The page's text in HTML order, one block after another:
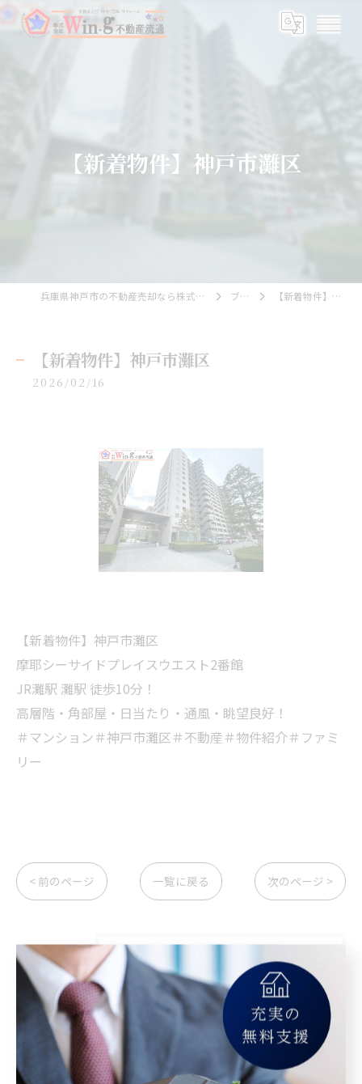
【新着物件】神戸市灘区
兵庫県神戸市の不動産売却なら株式会社Wing不動産流通 ブログ 【新着物件】神戸市灘区
【新着物件】神戸市灘区
2026/02/16
【新着物件】神戸市灘区
摩耶シーサイドプレイスウエスト2番館
JR灘駅 灘駅 徒歩10分！
高層階・角部屋・日当たり・通風・眺望良好！
＃マンション＃神戸市灘区＃不動産＃物件紹介＃ファミ
リー
< 前のページ 一覧に戻る 次のページ >
カテゴリー Categories
全てのカテゴリー